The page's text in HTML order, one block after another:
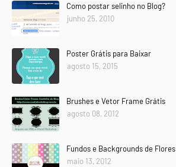
Como postar selinho no Blog?
junho 25, 2010
Poster Grátis para Baixar
agosto 15, 2015
Brushes e Vetor Frame Grátis
agosto 08, 2012
Fundos e Backgrounds de Flores
maio 13, 2012